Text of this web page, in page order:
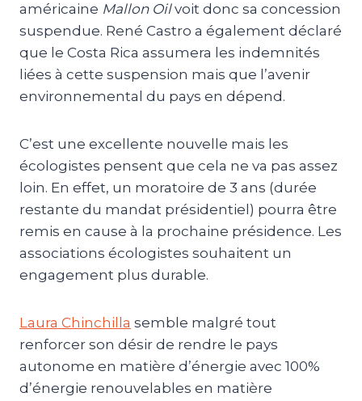
américaine Mallon Oilvoit donc sa concession
suspendue. René Castro a également déclaré
que le Costa Rica assumera les indemnités
liées à cette suspension mais que l’avenir
environnemental du pays en dépend.
C’est une excellente nouvelle mais les
écologistes pensent que cela ne va pas assez
loin. En effet, un moratoire de 3 ans (durée
restante du mandat présidentiel) pourra être
remis en cause à la prochaine présidence. Les
associations écologistes souhaitent un
engagement plus durable.
Laura Chinchilla semble malgré tout
renforcer son désir de rendre le pays
autonome en matière d’énergie avec 100%
d’énergie renouvelables en matière